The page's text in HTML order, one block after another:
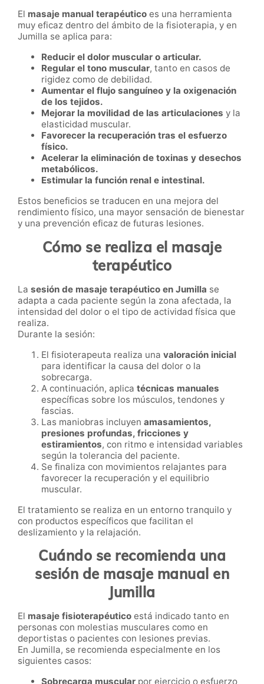
El masaje manual terapéutico es una herramienta
muy eficaz dentro del ámbito de la fisioterapia, y en
Jumilla se aplica para:
Reducir el dolor muscular o articular.
Regular el tono muscular, tanto en casos de
rigidez como de debilidad.
Aumentar el flujo sanguíneo y la oxigenación
de los tejidos.
Mejorar la movilidad de las articulaciones y la
elasticidad muscular.
Favorecer la recuperación tras el esfuerzo
físico.
Acelerar la eliminación de toxinas y desechos
metabólicos.
Estimular la función renal e intestinal.
Estos beneficios se traducen en una mejora del
rendimiento físico, una mayor sensación de bienestar
y una prevención eficaz de futuras lesiones.
Cómo se realiza el masaje
terapéutico
La sesión de masaje terapéutico en Jumilla se
adapta a cada paciente según la zona afectada, la
intensidad del dolor o el tipo de actividad física que
realiza.
Durante la sesión:
El fisioterapeuta realiza una valoración inicial
para identificar la causa del dolor o la
sobrecarga.
A continuación, aplica técnicas manuales
específicas sobre los músculos, tendones y
fascias.
Las maniobras incluyen amasamientos,
presiones profundas, fricciones y
estiramientos, con ritmo e intensidad variables
según la tolerancia del paciente.
Se finaliza con movimientos relajantes para
favorecer la recuperación y el equilibrio
muscular.
El tratamiento se realiza en un entorno tranquilo y
con productos específicos que facilitan el
deslizamiento y la relajación.
Cuándo se recomienda una
sesión de masaje manual en
Jumilla
El masaje fisioterapéutico está indicado tanto en
personas con molestias musculares como en
deportistas o pacientes con lesiones previas.
En Jumilla, se recomienda especialmente en los
siguientes casos:
Sobrecarga muscular por ejercicio o esfuerzo